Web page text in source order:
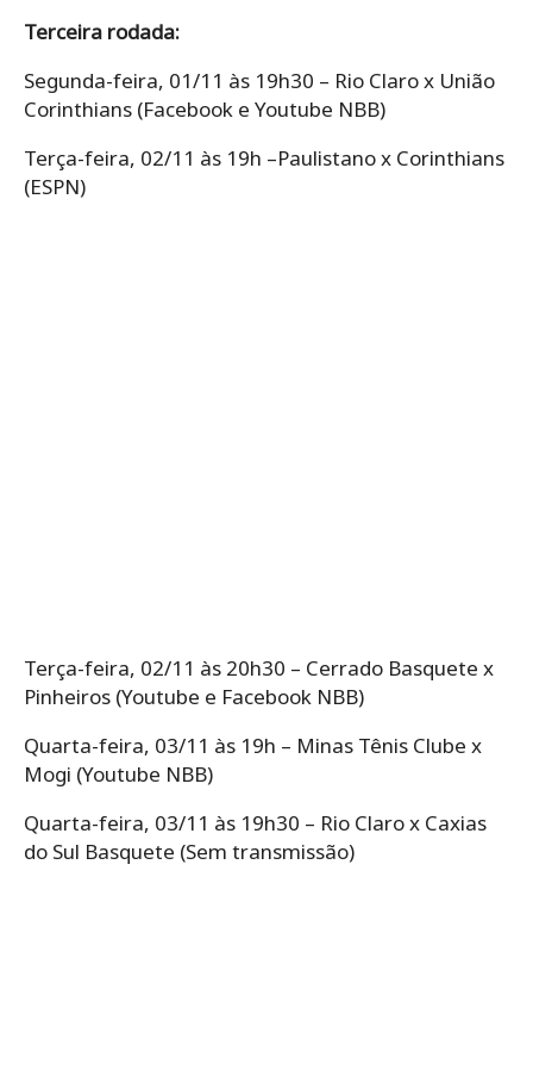
Terceira rodada:
Segunda-feira, 01/11 às 19h30 – Rio Claro x União
Corinthians (Facebook e Youtube NBB)
Terça-feira, 02/11 às 19h –Paulistano x Corinthians
(ESPN)
Terça-feira, 02/11 às 20h30 – Cerrado Basquete x
Pinheiros (Youtube e Facebook NBB)
Quarta-feira, 03/11 às 19h – Minas Tênis Clube x
Mogi (Youtube NBB)
Quarta-feira, 03/11 às 19h30 – Rio Claro x Caxias
do Sul Basquete (Sem transmissão)